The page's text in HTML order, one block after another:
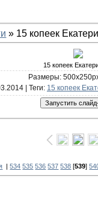
» 15 копеек
15 копеек
Размеры:
| Теги: 15 копеек
|534 535 536 537 538 [539]